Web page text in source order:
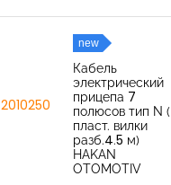
2010250
new
Кабель
электрический
прицепа 7
полюсов тип N (
пласт. вилки
разб.4.5 м)
HAKAN
OTOMOTIV